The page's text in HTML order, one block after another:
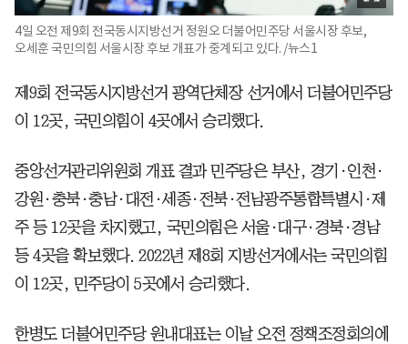
4일 오전 제9회 전국동시지방선거 정원오 더불어민주당 서울시장 후보,
오세훈 국민의힘 서울시장 후보 개표가 중계되고 있다. /뉴스1
제9회 전국동시지방선거 광역단체장 선거에서 더불어민주당
이 12곳, 국민의힘이 4곳에서 승리했다.
중앙선거관리위원회 개표 결과 민주당은 부산, 경기·인천·
강원·충북·충남·대전·세종·전북·전남광주통합특별시·제
주 등 12곳을 차지했고, 국민의힘은 서울·대구·경북·경남
등 4곳을 확보했다. 2022년 제8회 지방선거에서는 국민의힘
이 12곳, 민주당이 5곳에서 승리했다.
한병도 더불어민주당 원내대표는 이날 오전 정책조정회의에